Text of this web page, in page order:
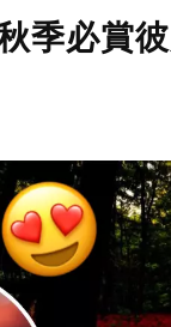
季必賞